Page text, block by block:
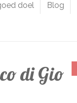
doel Blog
di Gio